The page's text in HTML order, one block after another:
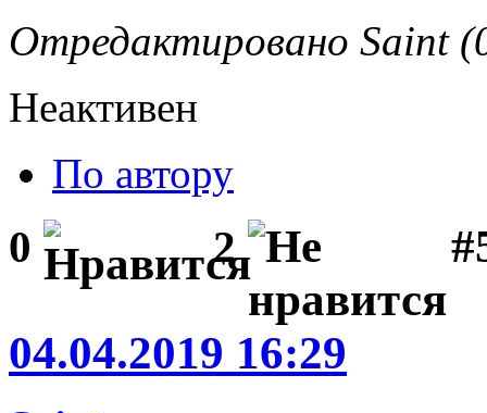
Отредактировано Saint
Неактивен
По автору
0 2
04.04.2019 16:29